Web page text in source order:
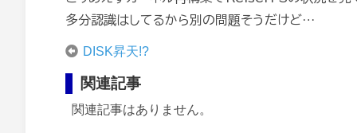
多分認識はしてるから別の問題そうだけど…
DISK昇天!?
関連記事
関連記事はありません。